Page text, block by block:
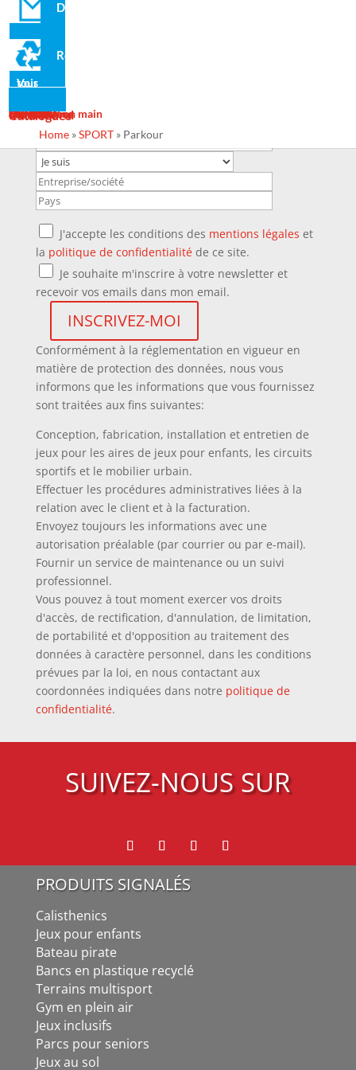
Domo
Recyclé
Voir tous
Actualité
Galerie
Services
Design
Fabrication
Maintenance
Projets clé en main
Contact
Ins Général
Catalogues
Home»SPORT» Parkour
J'accepte les conditions des mentions légales et
la politique de confidentialitéde ce site.
Je souhaite m'inscrire à votre newsletter et
recevoir vos emails dans mon email.
Conformément à la réglementation en vigueur en
matière de protection des données, nous vous
informons que les informations que vous fournissez
sont traitées aux fins suivantes:
Conception, fabrication, installation et entretien de
jeux pour les aires de jeux pour enfants, les circuits
sportifs et le mobilier urbain.
Effectuer les procédures administratives liées à la
relation avec le client et à la facturation.
Envoyez toujours les informations avec une
autorisation préalable (par courrier ou par e-mail).
Fournir un service de maintenance ou un suivi
professionnel.
Vous pouvez à tout moment exercer vos droits
d'accès, de rectification, d'annulation, de limitation,
de portabilité et d'opposition au traitement des
données à caractère personnel, dans les conditions
prévues par la loi, en nous contactant aux
coordonnées indiquées dans notre politique de
confidentialité.
SUIVEZ-NOUS SUR
PRODUITS SIGNALÉS
Calisthenics
Jeux pour enfants
Bateau pirate
Bancs en plastique recyclé
Terrains multisport
Gym en plein air
Jeux inclusifs
Parcs pour seniors
Jeux au sol